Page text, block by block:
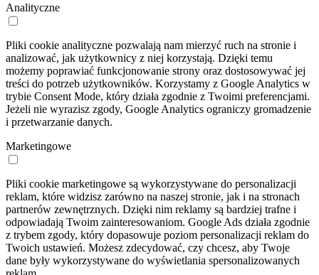
Analityczne
Pliki cookie analityczne pozwalają nam mierzyć ruch na stronie i
analizować, jak użytkownicy z niej korzystają. Dzięki temu
możemy poprawiać funkcjonowanie strony oraz dostosowywać jej
treści do potrzeb użytkowników. Korzystamy z Google Analytics w
trybie Consent Mode, który działa zgodnie z Twoimi preferencjami.
Jeżeli nie wyrazisz zgody, Google Analytics ograniczy gromadzenie
i przetwarzanie danych.
Marketingowe
Pliki cookie marketingowe są wykorzystywane do personalizacji
reklam, które widzisz zarówno na naszej stronie, jak i na stronach
partnerów zewnętrznych. Dzięki nim reklamy są bardziej trafne i
odpowiadają Twoim zainteresowaniom. Google Ads działa zgodnie
z trybem zgody, który dopasowuje poziom personalizacji reklam do
Twoich ustawień. Możesz zdecydować, czy chcesz, aby Twoje
dane były wykorzystywane do wyświetlania spersonalizowanych